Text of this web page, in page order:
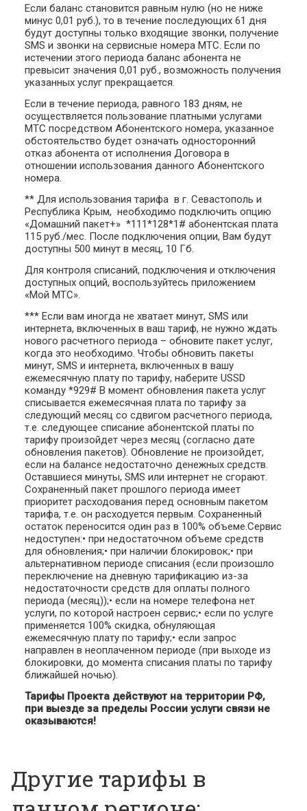
Если баланс становится равным нулю (но не ниже
минус 0,01 руб.), то в течение последующих 61 дня
будут доступны только входящие звонки, получение
SMS и звонки на сервисные номера МТС. Если по
истечении этого периода баланс абонента не
превысит значения 0,01 руб., возможность получения
указанных услуг прекращается.
Если в течение периода, равного 183 дням, не
осуществляется пользование платными услугами
МТС посредством Абонентского номера, указанное
обстоятельство будет означать односторонний
отказ абонента от исполнения Договора в
отношении использования данного Абонентского
номера.
** Для использования тарифа в г. Севастополь и
Республика Крым, необходимо подключить опцию
«Домашний пакет+» *111*128*1# абонентская плата
115 руб./мес. После подключения опции, Вам будут
доступны 500 минут в месяц, 10 Гб.
Для контроля списаний, подключения и отключения
доступных опций, воспользуйтесь приложением
«Мой МТС».
*** Если вам иногда не хватает минут, SMS или
интернета, включенных в ваш тариф, не нужно ждать
нового расчетного периода – обновите пакет услуг,
когда это необходимо. Чтобы обновить пакеты
минут, SMS и интернета, включенных в вашу
ежемесячную плату по тарифу, наберите USSD
команду *929# В момент обновления пакета услуг
списывается ежемесячная плата по тарифу за
следующий месяц со сдвигом расчетного периода,
т.е. следующее списание абонентской платы по
тарифу произойдет через месяц (согласно дате
обновления пакетов). Обновление не произойдет,
если на балансе недостаточно денежных средств.
Оставшиеся минуты, SMS или интернет не сгорают.
Сохраненный пакет прошлого периода имеет
приоритет расходования перед основным пакетом
тарифа, т.е. он расходуется первым. Сохраненный
остаток переносится один раз в 100% объеме.Сервис
недоступен:• при недостаточном объеме средств
для обновления;• при наличии блокировок;• при
альтернативном периоде списания (если произошло
переключение на дневную тарификацию из-за
недостаточности средств для оплаты полного
периода (месяц));• если на номере телефона нет
услуги, по которой настроен сервис;• если по услуге
применяется 100% скидка, обнуляющая
ежемесячную плату по тарифу;• если запрос
направлен в неоплаченном периоде (при выходе из
блокировки, до момента списания платы по тарифу
ближайшей ночью).
Тарифы Проекта действуют на территории РФ,
при выезде за пределы России услуги связи не
оказываются!
Другие тарифы в